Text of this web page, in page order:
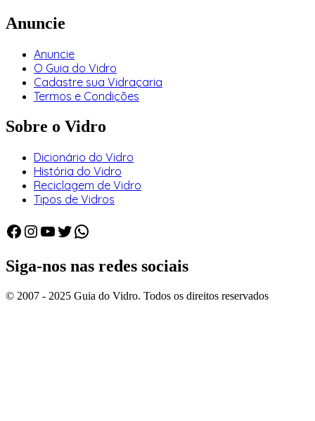
Anuncie
Anuncie
O Guia do Vidro
Cadastre sua Vidraçaria
Termos e Condições
Sobre o Vidro
Dicionário do Vidro
História do Vidro
Reciclagem de Vidro
Tipos de Vidros
Facebook
Instagram
Youtube
Twitter
WhatsApp
Siga-nos nas redes sociais
© 2007 - 2025 Guia do Vidro. Todos os direitos reservados